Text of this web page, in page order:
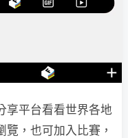
享平台看看世界各地
，也可加入比賽，